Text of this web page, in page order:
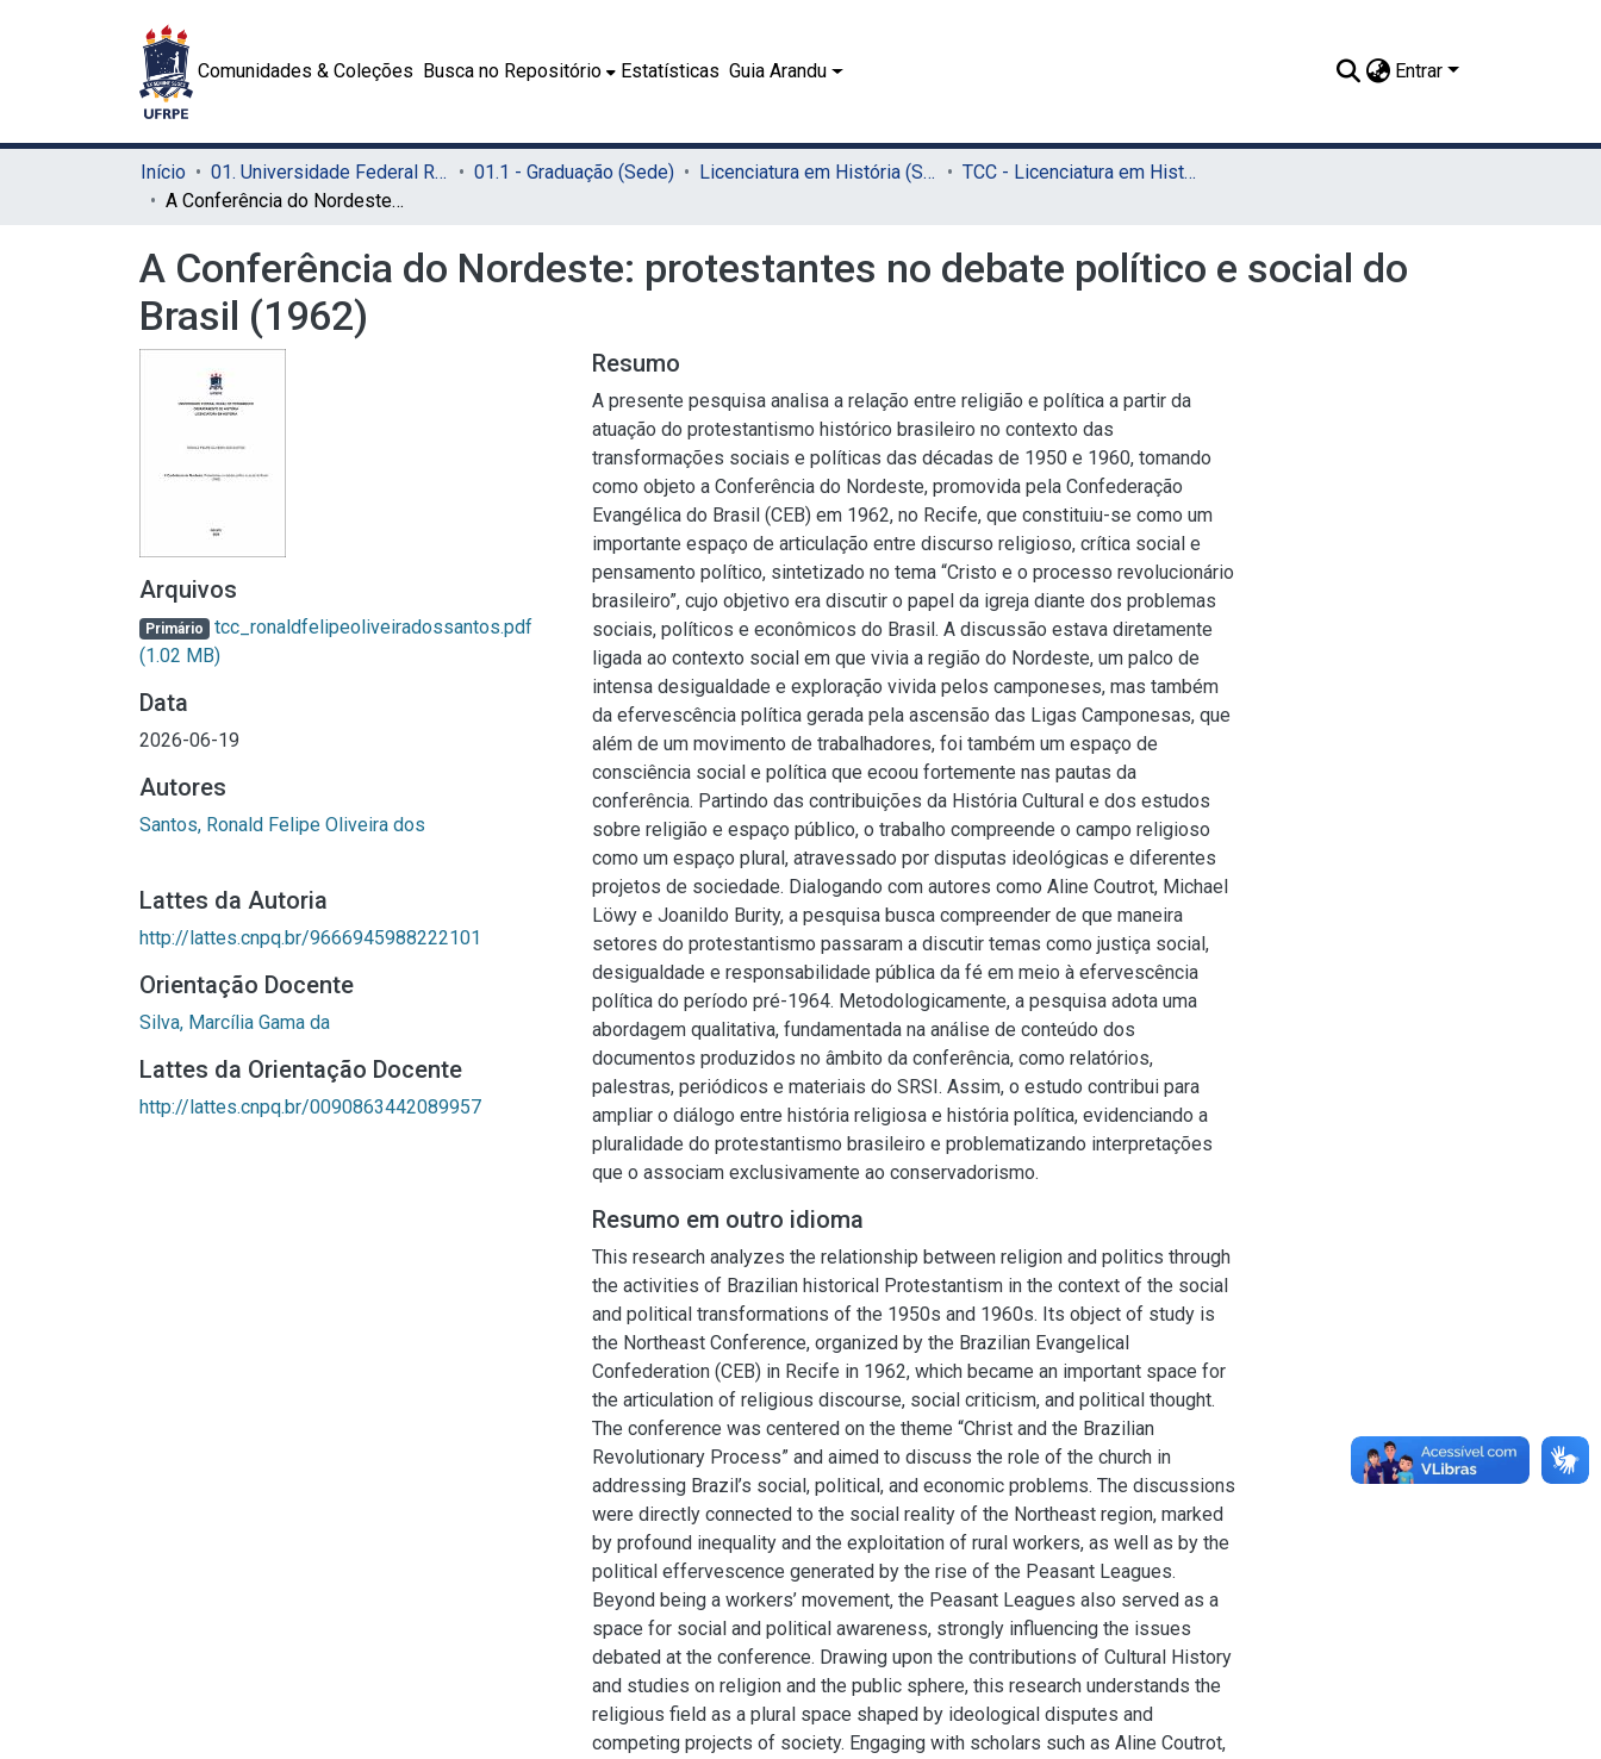
Comunidades & Coleções Busca no Repositório Estatísticas Guia Arandu Entrar
Início 01. Universidade Federal Rural de Pernambuco - UFRPE (Sede) 01.1 - Graduação (Sede) Licenciatura em História (Sede)
TCC - Licenciatura em História (Sede)
A Conferência do Nordeste: protestantes no debate político e social do Brasil (1962)
A Conferência do Nordeste: protestantes no debate político e social do
Brasil (1962)
Arquivos
Primário tcc_ronaldfelipeoliveiradossantos.pdf
(1.02 MB)
Data
2026-06-19
Autores
Santos, Ronald Felipe Oliveira dos
Lattes da Autoria
http://lattes.cnpq.br/9666945988222101
Orientação Docente
Silva, Marcília Gama da
Lattes da Orientação Docente
http://lattes.cnpq.br/0090863442089957
Resumo
A presente pesquisa analisa a relação entre religião e política a partir da
atuação do protestantismo histórico brasileiro no contexto das
transformações sociais e políticas das décadas de 1950 e 1960, tomando
como objeto a Conferência do Nordeste, promovida pela Confederação
Evangélica do Brasil (CEB) em 1962, no Recife, que constituiu-se como um
importante espaço de articulação entre discurso religioso, crítica social e
pensamento político, sintetizado no tema “Cristo e o processo revolucionário
brasileiro”, cujo objetivo era discutir o papel da igreja diante dos problemas
sociais, políticos e econômicos do Brasil. A discussão estava diretamente
ligada ao contexto social em que vivia a região do Nordeste, um palco de
intensa desigualdade e exploração vivida pelos camponeses, mas também
da efervescência política gerada pela ascensão das Ligas Camponesas, que
além de um movimento de trabalhadores, foi também um espaço de
consciência social e política que ecoou fortemente nas pautas da
conferência. Partindo das contribuições da História Cultural e dos estudos
sobre religião e espaço público, o trabalho compreende o campo religioso
como um espaço plural, atravessado por disputas ideológicas e diferentes
projetos de sociedade. Dialogando com autores como Aline Coutrot, Michael
Löwy e Joanildo Burity, a pesquisa busca compreender de que maneira
setores do protestantismo passaram a discutir temas como justiça social,
desigualdade e responsabilidade pública da fé em meio à efervescência
política do período pré-1964. Metodologicamente, a pesquisa adota uma
abordagem qualitativa, fundamentada na análise de conteúdo dos
documentos produzidos no âmbito da conferência, como relatórios,
palestras, periódicos e materiais do SRSI. Assim, o estudo contribui para
ampliar o diálogo entre história religiosa e história política, evidenciando a
pluralidade do protestantismo brasileiro e problematizando interpretações
que o associam exclusivamente ao conservadorismo.
Resumo em outro idioma
This research analyzes the relationship between religion and politics through
the activities of Brazilian historical Protestantism in the context of the social
and political transformations of the 1950s and 1960s. Its object of study is
the Northeast Conference, organized by the Brazilian Evangelical
Confederation (CEB) in Recife in 1962, which became an important space for
the articulation of religious discourse, social criticism, and political thought.
The conference was centered on the theme “Christ and the Brazilian
Revolutionary Process” and aimed to discuss the role of the church in
addressing Brazil’s social, political, and economic problems. The discussions
were directly connected to the social reality of the Northeast region, marked
by profound inequality and the exploitation of rural workers, as well as by the
political effervescence generated by the rise of the Peasant Leagues.
Beyond being a workers’ movement, the Peasant Leagues also served as a
space for social and political awareness, strongly influencing the issues
debated at the conference. Drawing upon the contributions of Cultural History
and studies on religion and the public sphere, this research understands the
religious field as a plural space shaped by ideological disputes and
competing projects of society. Engaging with scholars such as Aline Coutrot,